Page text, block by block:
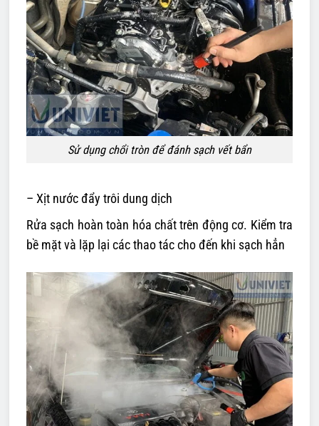
Sử dụng chổi tròn để đánh sạch vết bẩn
– Xịt nước đẩy trôi dung dịch
Rửa sạch hoàn toàn hóa chất trên động cơ. Kiểm tra
bề mặt và lặp lại các thao tác cho đến khi sạch hẳn